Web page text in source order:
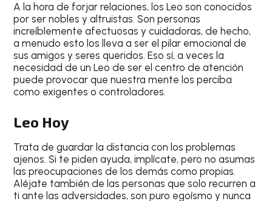
A la hora de forjar relaciones, losLeo son conocidos
por ser nobles y altruistas. Son personas
increíblemente afectuosas y cuidadoras, de hecho,
a menudo esto los lleva a ser el pilar emocional de
sus amigos y seres queridos. Eso sí, a veces la
necesidad de unLeo de ser el centro de atención
puede provocar que nuestra mente los perciba
como exigentes o controladores.
Leo Hoy
Trata de guardar la distancia con los problemas
ajenos. Si te piden ayuda, implícate, pero no asumas
las preocupaciones de los demás como propias.
Aléjate también de las personas que solo recurren a
ti ante las adversidades, son puro egoísmo y nunca